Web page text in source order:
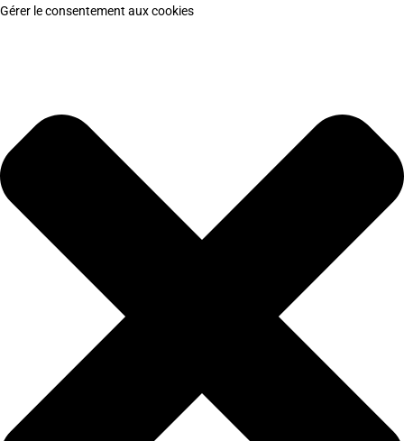
Gérer le consentement aux cookies